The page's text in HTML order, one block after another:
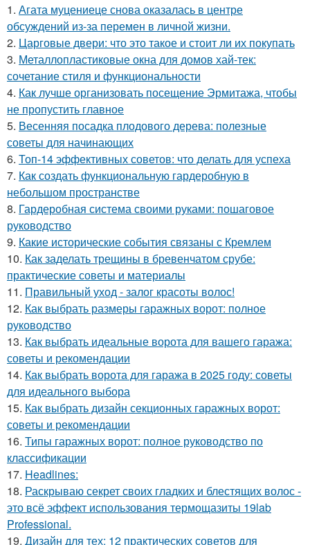
1. Агата муцениеце снова оказалась в центре
обсуждений из-за перемен в личной жизни.
2. Царговые двери: что это такое и стоит ли их покупать
3. Металлопластиковые окна для домов хай-тек:
сочетание стиля и функциональности
4. Как лучше организовать посещение Эрмитажа, чтобы
не пропустить главное
5. Весенняя посадка плодового дерева: полезные
советы для начинающих
6. Топ-14 эффективных советов: что делать для успеха
7. Как создать функциональную гардеробную в
небольшом пространстве
8. Гардеробная система своими руками: пошаговое
руководство
9. Какие исторические события связаны с Кремлем
10. Как заделать трещины в бревенчатом срубе:
практические советы и материалы
11. Правильный уход - залог красоты волос!
12. Как выбрать размеры гаражных ворот: полное
руководство
13. Как выбрать идеальные ворота для вашего гаража:
советы и рекомендации
14. Как выбрать ворота для гаража в 2025 году: советы
для идеального выбора
15. Как выбрать дизайн секционных гаражных ворот:
советы и рекомендации
16. Типы гаражных ворот: полное руководство по
классификации
17. Headlines:
18. Раскрываю секрет своих гладких и блестящих волос -
это всё эффект использования термощазиты 19lab
Professional.
19. Дизайн для тех: 12 практических советов для